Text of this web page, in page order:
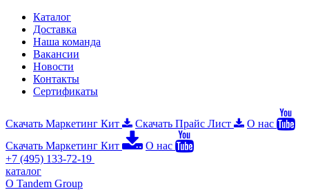
Каталог
Доставка
Наша команда
Вакансии
Новости
Контакты
Сертификаты
Скачать Маркетинг Кит Скачать Прайс Лист
О нас
Скачать Маркетинг Кит
О нас
+7 (495) 133-72-19
каталог
О Tandem Group